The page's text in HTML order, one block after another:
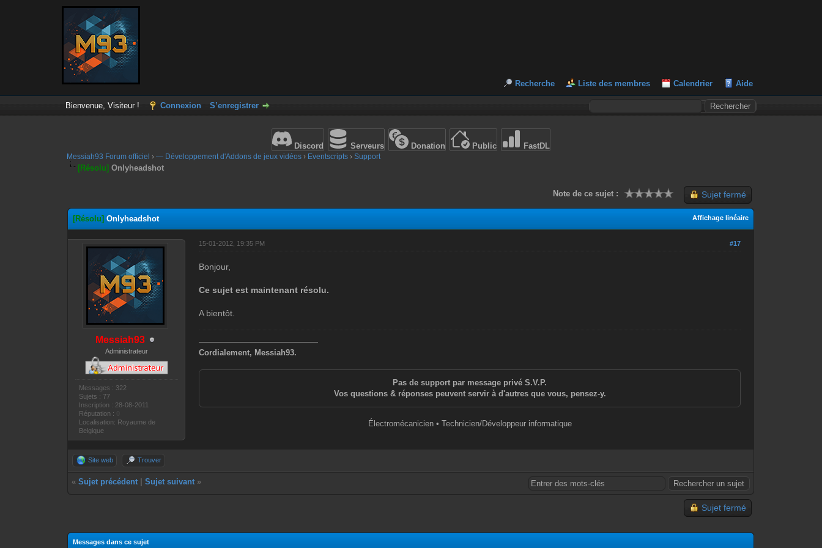
Recherche Liste des membres Calendrier Aide
Bienvenue, Visiteur ! Connexion S’enregistrer
Discord Serveurs Donation Public FastDL
Messiah93 Forum officiel ›— Développement d'Addons de jeux vidéos › Eventscripts ›Support
[Résolu] Onlyheadshot
Sujet fermé
Note de ce sujet :
Affichage linéaire
[Résolu] Onlyheadshot
Messiah93
Administrateur
Messages : 322
Sujets : 77
Inscription : 28-08-2011
Réputation :
Localisation: Royaume de
Belgique
#17
15-01-2012, 19:35 PM
Bonjour,
Ce sujet est maintenant résolu.
A bientôt.
———————————————
Cordialement, Messiah93.
Pas de support par message privé S.V.P.
Vos questions & réponses peuvent servir à d'autres que vous, pensez-y.
Électromécanicien • Technicien/Développeur informatique
Site web Trouver
«Sujet précédent |Sujet suivant »
Sujet fermé
Messages dans ce sujet